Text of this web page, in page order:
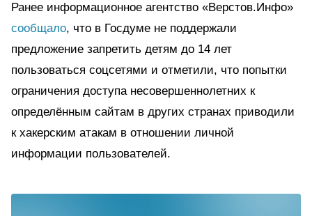
Ранее информационное агентство «Верстов.Инфо»
сообщало, что в Госдуме не поддержали
предложение запретить детям до 14 лет
пользоваться соцсетями и отметили, что попытки
ограничения доступа несовершеннолетних к
определённым сайтам в других странах приводили
к хакерским атакам в отношении личной
информации пользователей.